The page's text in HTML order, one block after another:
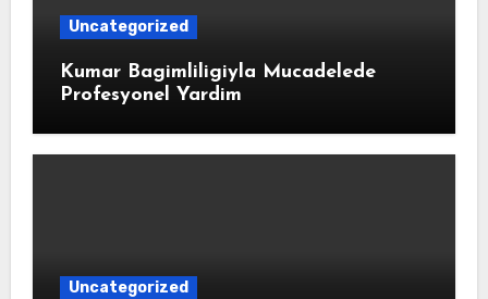
Uncategorized
Kumar Bagimliligiyla Mucadelede
Profesyonel Yardim
Uncategorized